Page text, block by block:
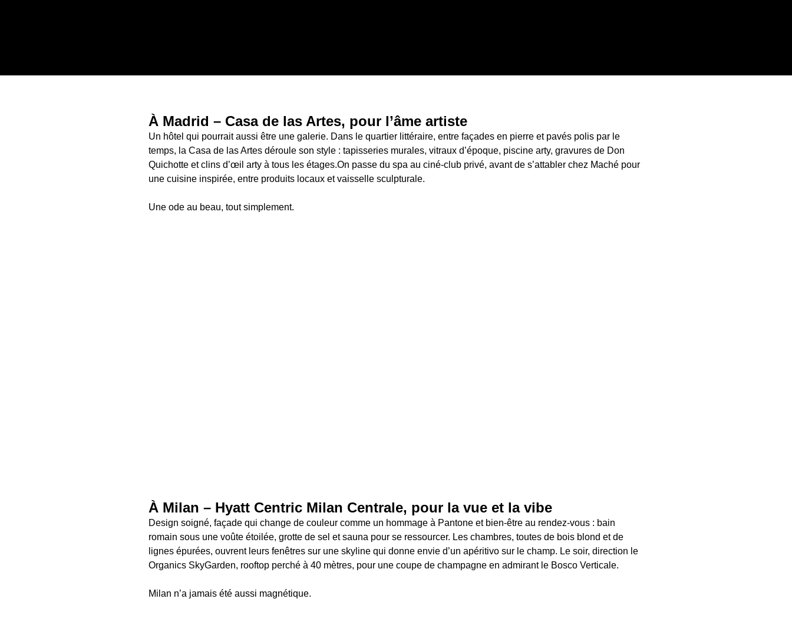
À Madrid – Casa de las Artes, pour l’âme artiste
Un hôtel qui pourrait aussi être une galerie. Dans le quartier littéraire, entre façades en pierre et pavés polis par le
temps, la Casa de las Artes déroule son style : tapisseries murales, vitraux d’époque, piscine arty, gravures de Don
Quichotte et clins d’œil arty à tous les étages.On passe du spa au ciné-club privé, avant de s’attabler chez Maché pour
une cuisine inspirée, entre produits locaux et vaisselle sculpturale.
Une ode au beau, tout simplement.
À Milan – Hyatt Centric Milan Centrale, pour la vue et la vibe
Design soigné, façade qui change de couleur comme un hommage à Pantone et bien-être au rendez-vous : bain
romain sous une voûte étoilée, grotte de sel et sauna pour se ressourcer. Les chambres, toutes de bois blond et de
lignes épurées, ouvrent leurs fenêtres sur une skyline qui donne envie d’un apéritivo sur le champ. Le soir, direction le
Organics SkyGarden, rooftop perché à 40 mètres, pour une coupe de champagne en admirant le Bosco Verticale.
Milan n’a jamais été aussi magnétique.